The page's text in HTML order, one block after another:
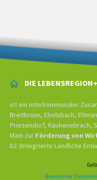
DIE LEBENSREGION+
ist ein interkommunaler
Breitbrunn, Ebelsbach,
Priesendorf, Rauhenebrach,
Main zur Förderung von
ILE (Integrierte Ländliche